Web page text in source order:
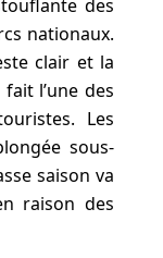
des
nationaux.
clair et la
l’une des
Les
sous-
saison va
raison des